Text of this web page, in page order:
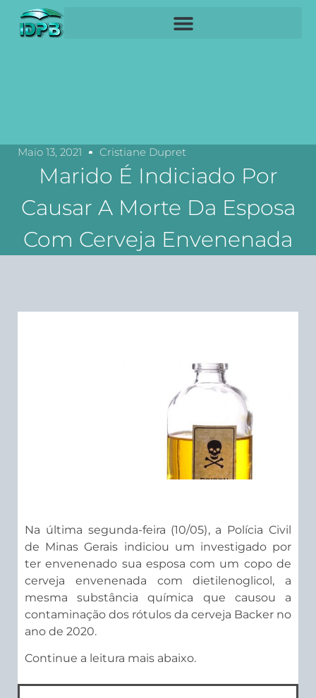
Maio 13, 2021 Cristiane Dupret
Marido É Indiciado Por
Causar A Morte Da Esposa
Com Cerveja Envenenada
Na última segunda-feira (10/05), a Polícia Civil
de Minas Gerais indiciou um investigado por
ter envenenado sua esposa com um copo de
cerveja envenenada com dietilenoglicol, a
mesma substância química que causou a
contaminação dos rótulos da cerveja Backer no
ano de 2020.
Continue a leitura mais abaixo.